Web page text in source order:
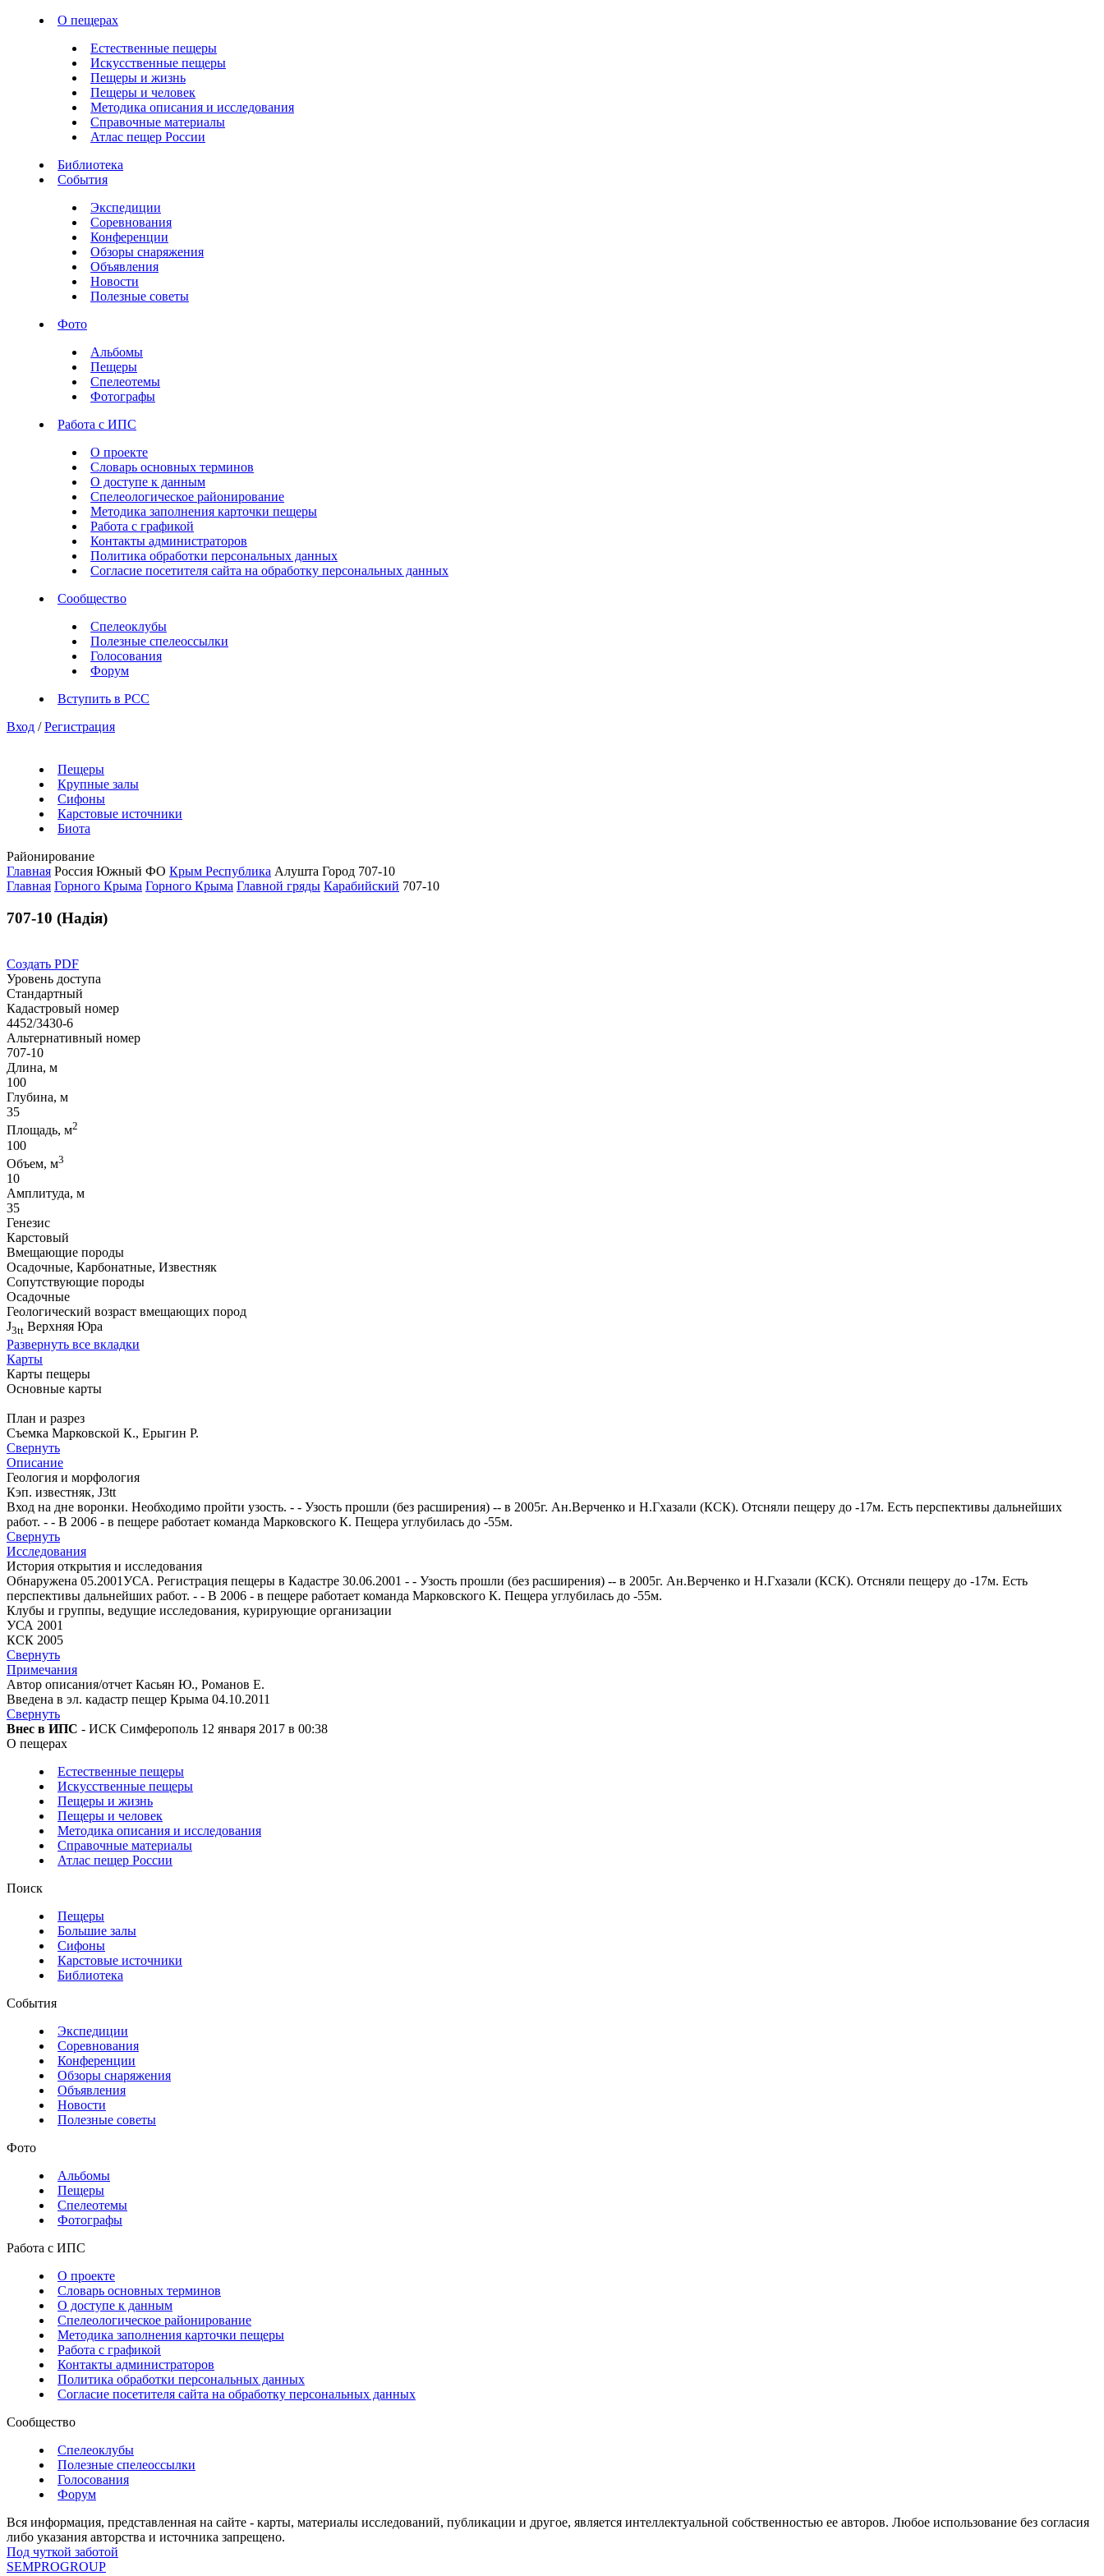
О пещерах
Естественные пещеры
Искусственные пещеры
Пещеры и жизнь
Пещеры и человек
Методика описания и исследования
Справочные материалы
Атлас пещер России
Библиотека
События
Экспедиции
Соревнования
Конференции
Обзоры снаряжения
Объявления
Новости
Полезные советы
Фото
Альбомы
Пещеры
Спелеотемы
Фотографы
Работа с ИПС
О проекте
Словарь основных терминов
О доступе к данным
Спелеологическое районирование
Методика заполнения карточки пещеры
Работа с графикой
Контакты администраторов
Политика обработки персональных данных
Согласие посетителя сайта на обработку персональных данных
Сообщество
Спелеоклубы
Полезные спелеоссылки
Голосования
Форум
Вступить в РСС
Вход / Регистрация
Пещеры
Крупные залы
Сифоны
Карстовые источники
Биота
Районирование
Главная Россия Южный ФО Крым Республика Алушта Город 707-10
Главная Горного Крыма Горного Крыма Главной гряды Карабийский 707-10
707-10 (Надія)
Создать PDF
Уровень доступа
Стандартный
Кадастровый номер
4452/3430-6
Альтернативный номер
707-10
Длина, м
100
Глубина, м
35
Площадь, м2
100
Объем, м3
10
Амплитуда, м
35
Генезис
Карстовый
Вмещающие породы
Осадочные, Карбонатные, Известняк
Сопутствующие породы
Осадочные
Геологический возраст вмещающих пород
J3tt Верхняя Юра
Развернуть все вкладки
Карты
Карты пещеры
Основные карты
План и разрез
Съемка Марковской К., Ерыгин Р.
Свернуть
Описание
Геология и морфология
Кэп. известняк, J3tt
Вход на дне воронки. Необходимо пройти узость. - - Узость прошли (без расширения) -- в 2005г. Ан.Верченко и Н.Гхазали (КСК). Отсняли пещеру до -17м. Есть перспективы дальнейших
работ. - - В 2006 - в пещере работает команда Марковского К. Пещера углубилась до -55м.
Свернуть
Исследования
История открытия и исследования
Обнаружена 05.2001УСА. Регистрация пещеры в Кадастре 30.06.2001 - - Узость прошли (без расширения) -- в 2005г. Ан.Верченко и Н.Гхазали (КСК). Отсняли пещеру до -17м. Есть
перспективы дальнейших работ. - - В 2006 - в пещере работает команда Марковского К. Пещера углубилась до -55м.
Клубы и группы, ведущие исследования, курирующие организации
УСА 2001
КСК 2005
Свернуть
Примечания
Автор описания/отчет Касьян Ю., Романов Е.
Введена в эл. кадастр пещер Крыма 04.10.2011
Свернуть
Внес в ИПС - ИСК Симферополь 12 января 2017 в 00:38
О пещерах
Естественные пещеры
Искусственные пещеры
Пещеры и жизнь
Пещеры и человек
Методика описания и исследования
Справочные материалы
Атлас пещер России
Поиск
Пещеры
Большие залы
Сифоны
Карстовые источники
Библиотека
События
Экспедиции
Соревнования
Конференции
Обзоры снаряжения
Объявления
Новости
Полезные советы
Фото
Альбомы
Пещеры
Спелеотемы
Фотографы
Работа с ИПС
О проекте
Словарь основных терминов
О доступе к данным
Спелеологическое районирование
Методика заполнения карточки пещеры
Работа с графикой
Контакты администраторов
Политика обработки персональных данных
Согласие посетителя сайта на обработку персональных данных
Сообщество
Спелеоклубы
Полезные спелеоссылки
Голосования
Форум
Вся информация, представленная на сайте - карты, материалы исследований, публикации и другое, является интеллектуальной собственностью ее авторов. Любое использование без согласия
либо указания авторства и источника запрещено.
Под чуткой заботой
SEMPROGROUP